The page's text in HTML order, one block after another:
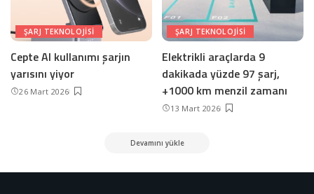
ŞARJ TEKNOLOJISI
Cepte AI kullanımı şarjın
yarısını yiyor
26 Mart 2026
ŞARJ TEKNOLOJISI
Elektrikli araçlarda 9
dakikada yüzde 97 şarj,
+1000 km menzil zamanı
13 Mart 2026
Devamını yükle